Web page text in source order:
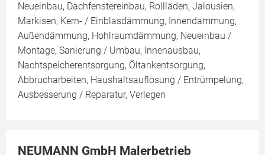
Neueinbau, Dachfenstereinbau, Rollläden, Jalousien,
Markisen, Kern- / Einblasdämmung, Innendämmung,
Außendämmung, Hohlraumdämmung, Neueinbau /
Montage, Sanierung / Umbau, Innenausbau,
Nachtspeicherentsorgung, Öltankentsorgung,
Abbrucharbeiten, Haushaltsauflösung / Entrümpelung,
Ausbesserung / Reparatur, Verlegen
NEUMANN GmbH Malerbetrieb